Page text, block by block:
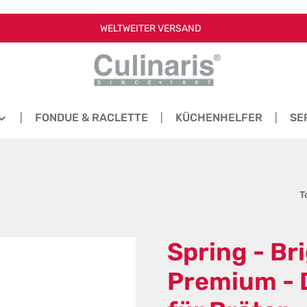
WELTWEITER VERSAND
FONDUE & RACLETTE KÜCHENHELFER
Spring -
Premium -